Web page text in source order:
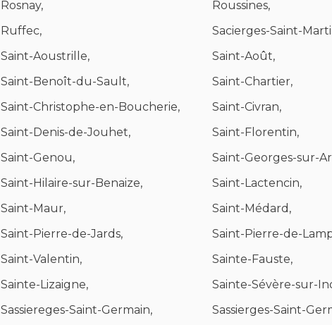
Rosnay,
Roussines,
Ruffec,
Sacierges-Saint-
Saint-Aoustrille,
Saint-Août,
Saint-Benoît-du-Sault,
Saint-Chartier,
Saint-Christophe-en-Boucherie,
Saint-Civran,
Saint-Denis-de-Jouhet,
Saint-Florentin,
Saint-Genou,
Saint-Georges-sur-
Saint-Hilaire-sur-Benaize,
Saint-Lactencin,
Saint-Maur,
Saint-Médard,
Saint-Pierre-de-Jards,
Saint-Pierre-de-
Saint-Valentin,
Sainte-Fauste,
Sainte-Lizaigne,
Sainte-Sévère-sur-
Sassiereges-Saint-Germain, Sassierges-Saint-